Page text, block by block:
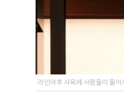
라인야후 사옥에 사람들이 들